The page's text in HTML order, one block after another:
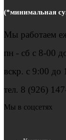
(*минимальная
Мы работаем
пн - сб с 8-00
вскр. с 9:00 до
тел. 8 (926)
Мы в соцсетях